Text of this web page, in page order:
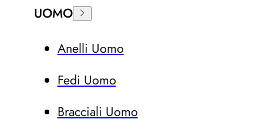
UOMO
Anelli Uomo
Fedi Uomo
Bracciali Uomo